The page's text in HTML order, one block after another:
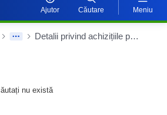
Ajutor Căutare Meniu
Detalii privind achizițiile publice
nu există